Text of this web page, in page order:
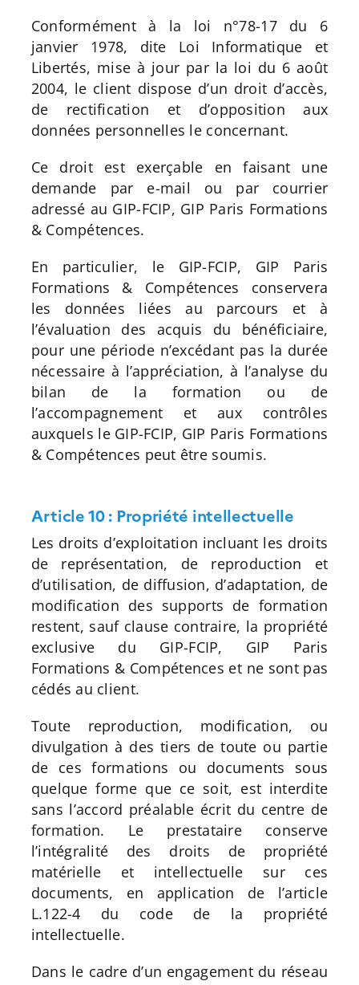
Conformément à la loi n°78-17 du 6
janvier 1978, dite Loi Informatique et
Libertés, mise à jour par la loi du 6 août
2004, le client dispose d’un droit d’accès,
de rectification et d’opposition aux
données personnelles le concernant.
Ce droit est exerçable en faisant une
demande par e-mail ou par courrier
adressé au GIP-FCIP, GIP Paris Formations
& Compétences.
En particulier, le GIP-FCIP, GIP Paris
Formations & Compétences conservera
les données liées au parcours et à
l’évaluation des acquis du bénéficiaire,
pour une période n’excédant pas la durée
nécessaire à l’appréciation, à l’analyse du
bilan de la formation ou de
l’accompagnement et aux contrôles
auxquels le GIP-FCIP, GIP Paris Formations
& Compétences peut être soumis.
Article 10 : Propriété intellectuelle
Les droits d’exploitation incluant les droits
de représentation, de reproduction et
d’utilisation, de diffusion, d’adaptation, de
modification des supports de formation
restent, sauf clause contraire, la propriété
exclusive du GIP-FCIP, GIP Paris
Formations & Compétences et ne sont pas
cédés au client.
Toute reproduction, modification, ou
divulgation à des tiers de toute ou partie
de ces formations ou documents sous
quelque forme que ce soit, est interdite
sans l’accord préalable écrit du centre de
formation. Le prestataire conserve
l’intégralité des droits de propriété
matérielle et intellectuelle sur ces
documents, en application de l’article
L.122-4 du code de la propriété
intellectuelle.
Dans le cadre d’un engagement du réseau